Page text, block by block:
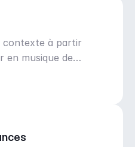
à partir
en musique de